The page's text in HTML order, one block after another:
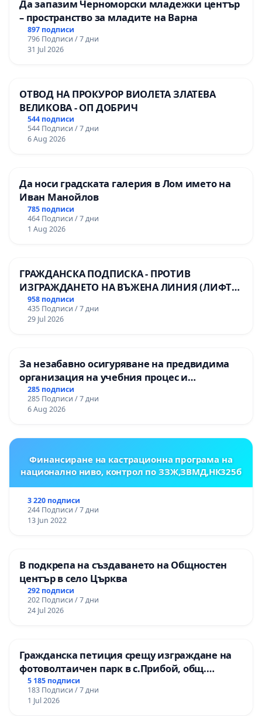
Да запазим Черноморски младежки център
– пространство за младите на Варна
897 подписи
796 Подписи / 7 дни
31 Jul 2026
ОТВОД НА ПРОКУРОР ВИОЛЕТА ЗЛАТЕВА
ВЕЛИКОВА - ОП ДОБРИЧ
544 подписи
544 Подписи / 7 дни
6 Aug 2026
Да носи градската галерия в Лом името на
Иван Манойлов
785 подписи
464 Подписи / 7 дни
1 Aug 2026
ГРАЖДАНСКА ПОДПИСКА - ПРОТИВ
ИЗГРАЖДАНЕТО НА ВЪЖЕНА ЛИНИЯ (ЛИФТ)
НА ТЕРИТОРИЯТА НА ПРИРОДНА
ЗАБЕЛЕЖИТЕЛНОСТ „ХЪЛМ НА
ОСВОБОДИТЕЛИТЕ“ (БУНАРДЖИК)
958 подписи
435 Подписи / 7 дни
29 Jul 2026
За незабавно осигуряване на предвидима
организация на учебния процес и
гарантиране на правото на равнопоставено
и качествено образование на учениците от
ОУ „Княз Александър I“ и Хуманитарна
285 подписи
285 Подписи / 7 дни
6 Aug 2026
Финансиране на кастрационна програма на
национално ниво, контрол по ЗЗЖ,ЗВМД,НК325б
3 220 подписи
244 Подписи / 7 дни
13 Jun 2022
В подкрепа на създаването на Общностен
център в село Църква
292 подписи
202 Подписи / 7 дни
24 Jul 2026
Гражданска петиция срещу изграждане на
фотоволтаичен парк в с.Прибой, общ.
Радомир
5 185 подписи
183 Подписи / 7 дни
1 Jul 2026